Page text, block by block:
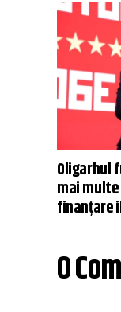
Oligarhul
mai
finanțare
0